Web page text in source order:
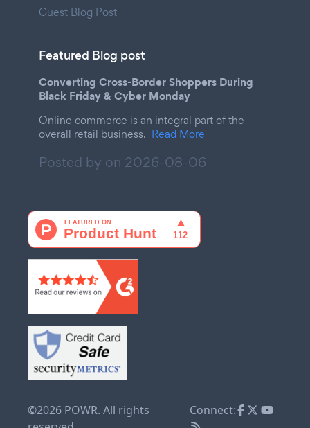
Guest Blog Post
Featured Blog post
Converting Cross-Border Shoppers During
Black Friday & Cyber Monday
Online commerce is an integral part of the
overall retail business. Read More
Posted by on 2026-08-06
©2026 POWR. All rights
Connect: